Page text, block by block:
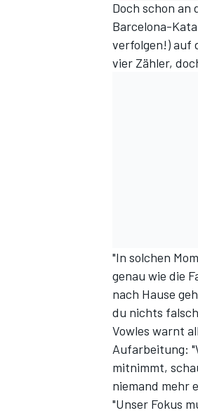
Doch schon an
Barcelona-
verfolgen!) auf
vier Zähler,
"In solchen
genau wie die
nach Hause
du nichts
Vowles warnt
Aufarbeitung:
mitnimmt,
niemand mehr
"Unser Fokus